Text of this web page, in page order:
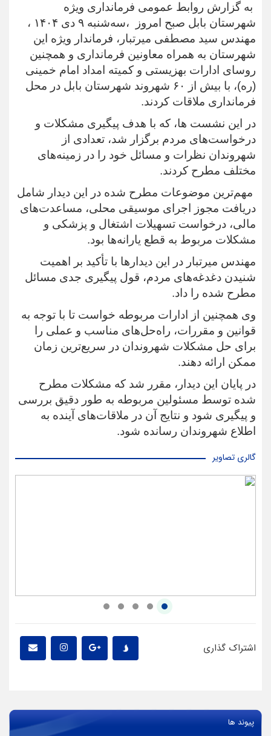
به گزارش روابط عمومی فرمانداری ویژه
شهرستان بابل صبح امروز ،سه‌شنبه ۹ دی ۱۴۰۴ ،
مهندس سید مصطفی میرتبار، فرماندار ویژه این
شهرستان به همراه معاونین فرمانداری و همچنین
روسای ادارات بهزیستی و کمیته امداد امام خمینی
(ره)، با بیش از ۶۰ شهروند شهرستان بابل در محل
فرمانداری ملاقات کردند.
در این نشست ها، که با هدف پیگیری مشکلات و
درخواست‌های مردم برگزار شد، تعدادی از
شهروندان نظرات و مسائل خود را در زمینه‌های
مختلف مطرح کردند.
مهم‌ترین موضوعات مطرح شده در این دیدار شامل
دریافت مجوز اجرای موسیقی محلی، مساعدت‌های
مالی، درخواست تسهیلات اشتغال و پزشکی و
مشکلات مربوط به قطع یارانه‌ها بود.
مهندس میرتبار در این دیدارها با تأکید بر اهمیت
شنیدن دغدغه‌های مردم، قول پیگیری جدی مسائل
مطرح شده را داد.
وی همچنین از ادارات مربوطه خواست تا با توجه به
قوانین و مقررات، راه‌حل‌های مناسب و عملی را
برای حل مشکلات شهروندان در سریع‌ترین زمان
ممکن ارائه دهند.
در پایان این دیدار، مقرر شد که مشکلات مطرح
شده توسط مسئولین مربوطه به طور دقیق بررسی
و پیگیری شود و نتایج آن در ملاقات‌های آینده به
اطلاع شهروندان رسانده شود.
گالری تصاویر
اشتراک گذاری
پیوند ها